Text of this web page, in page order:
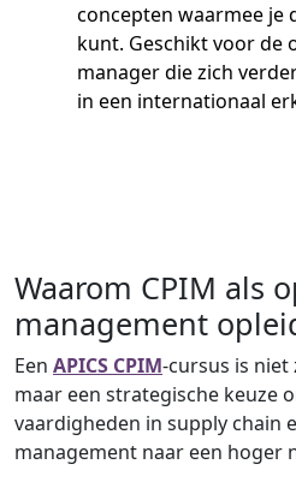
concepten waarmee je
kunt. Geschikt voor de
manager die zich
in een internationaal
Waarom CPIM als
management
Een APICS CPIM-cursus is niet
maar een strategische keuze
vaardigheden in supply chain
management naar een hoger